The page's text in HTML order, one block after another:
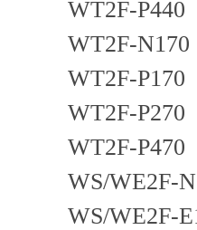
WT2F-P440
WT2F-N170
WT2F-P170
WT2F-P270
WT2F-P470
WS/WE2F-
WS/WE2F-